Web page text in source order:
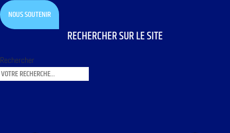
NOUS SOUTENIR
RECHERCHER SUR LE SITE
Rechercher